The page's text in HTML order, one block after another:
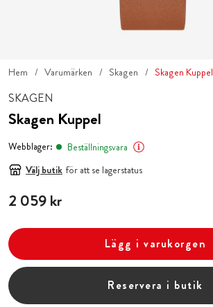
Hem Varumärken Skagen Skagen Kuppel
SKAGEN
Skagen Kuppel
Webblager:
Beställningsvara
Välj butik för att se lagerstatus
Pris:2 059 kr
2 059 kr
Lägg i varukorgen
Reservera i butik